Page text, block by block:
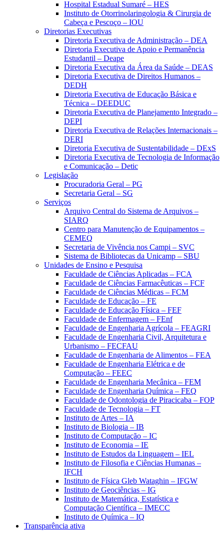
Hospital Estadual Sumaré – HES
Instituto de Otorrinolaringologia & Cirurgia de
Cabeça e Pescoço – IOU
Diretorias Executivas
Diretoria Executiva de Administração – DEA
Diretoria Executiva de Apoio e Permanência
Estudantil – Deape
Diretoria Executiva da Área da Saúde – DEAS
Diretoria Executiva de Direitos Humanos –
DEDH
Diretoria Executiva de Educação Básica e
Técnica – DEEDUC
Diretoria Executiva de Planejamento Integrado –
DEPI
Diretoria Executiva de Relações Internacionais –
DERI
Diretoria Executiva de Sustentabilidade – DExS
Diretoria Executiva de Tecnologia de Informação
e Comunicação – Detic
Legislação
Procuradoria Geral – PG
Secretaria Geral – SG
Serviços
Arquivo Central do Sistema de Arquivos –
SIARQ
Centro para Manutenção de Equipamentos –
CEMEQ
Secretaria de Vivência nos Campi – SVC
Sistema de Bibliotecas da Unicamp – SBU
Unidades de Ensino e Pesquisa
Faculdade de Ciências Aplicadas – FCA
Faculdade de Ciências Farmacêuticas – FCF
Faculdade de Ciências Médicas – FCM
Faculdade de Educação – FE
Faculdade de Educação Física – FEF
Faculdade de Enfermagem – FEnf
Faculdade de Engenharia Agrícola – FEAGRI
Faculdade de Engenharia Civil, Arquitetura e
Urbanismo – FECFAU
Faculdade de Engenharia de Alimentos – FEA
Faculdade de Engenharia Elétrica e de
Computação – FEEC
Faculdade de Engenharia Mecânica – FEM
Faculdade de Engenharia Química – FEQ
Faculdade de Odontologia de Piracicaba – FOP
Faculdade de Tecnologia – FT
Instituto de Artes – IA
Instituto de Biologia – IB
Instituto de Computação – IC
Instituto de Economia – IE
Instituto de Estudos da Linguagem – IEL
Instituto de Filosofia e Ciências Humanas –
IFCH
Instituto de Física Gleb Wataghin – IFGW
Instituto de Geociências – IG
Instituto de Matemática, Estatística e
Computação Científica – IMECC
Instituto de Química – IQ
Transparência ativa